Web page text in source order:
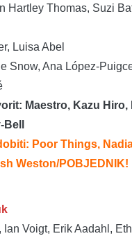
Hartley Thomas, Suzi
Luisa Abel
Snow, Ana López-
Maestro, Kazu Hiro,
Poor Things,
Weston/POBJEDNIK!
Ian Voigt, Erik Aadahl,